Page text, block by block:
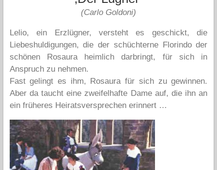
(Carlo Goldoni)
Lelio, ein Erzlügner, versteht es geschickt, die
Liebeshuldigungen, die der schüchterne Florindo der
schönen Rosaura heimlich darbringt, für sich in
Anspruch zu nehmen.
Fast gelingt es ihm, Rosaura für sich zu gewinnen.
Aber da taucht eine zweifelhafte Dame auf, die ihn an
ein früheres Heiratsversprechen erinnert …